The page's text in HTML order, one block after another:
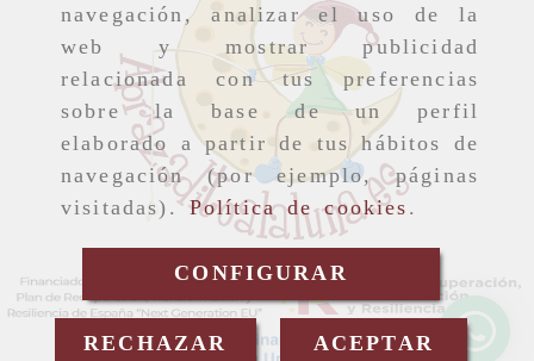
navegación, analizar el uso de la
web y mostrar publicidad
relacionada con tus preferencias
sobre la base de un perfil
elaborado a partir de tus hábitos de
navegación (por ejemplo, páginas
visitadas).Política de cookies .
CONFIGURAR
RECHAZAR ACEPTAR